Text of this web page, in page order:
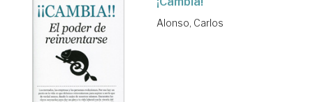
Alonso, Carlos